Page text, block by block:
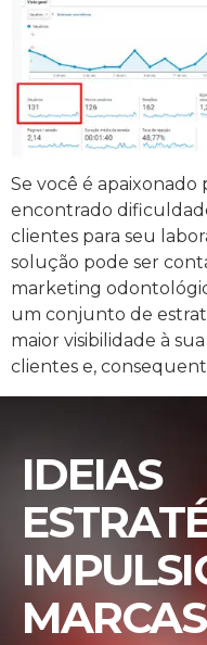
Se você é apaixonado
encontrado
clientes para seu
solução pode ser
marketing
um conjunto de
maior visibilidade à
clientes e,
IDEIAS